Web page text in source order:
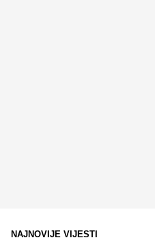
NAJNOVIJE VIJESTI